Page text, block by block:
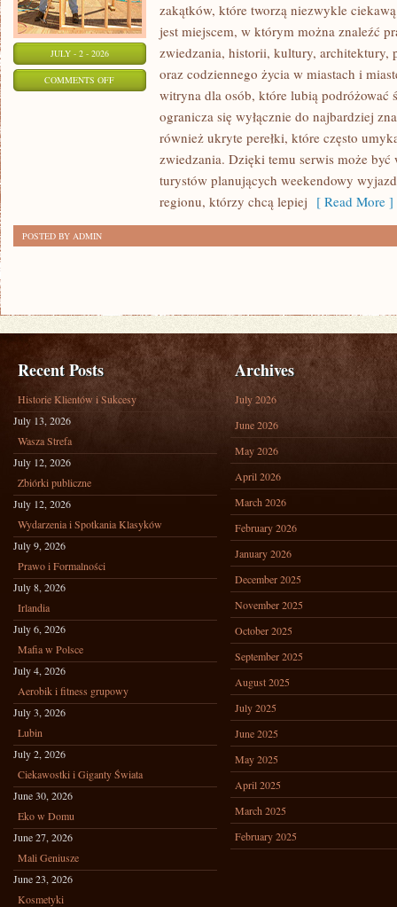
JULY - 2 - 2026
COMMENTS OFFON
zakątków, które tworzą niezwykle
jest miejscem, w którym można znaleźć
zwiedzania, historii, kultury, architektury,
oraz codziennego życia w miastach i
witryna dla osób, które lubią podróżować
ogranicza się wyłącznie do najbardziej
również ukryte perełki, które często
zwiedzania. Dzięki temu serwis może
turystów planujących weekendowy
regionu, którzy chcą lepiej [ Read More ]
POSTED BY ADMIN
Recent Posts
Historie Klientów i Sukcesy
July 13, 2026
Wasza Strefa
July 12, 2026
Zbiórki publiczne
July 12, 2026
Wydarzenia i Spotkania Klasyków
July 9, 2026
Prawo i Formalności
July 8, 2026
Irlandia
July 6, 2026
Mafia w Polsce
July 4, 2026
Aerobik i fitness grupowy
July 3, 2026
Lubin
July 2, 2026
Ciekawostki i Giganty Świata
June 30, 2026
Eko w Domu
June 27, 2026
Mali Geniusze
June 23, 2026
Kosmetyki
Archives
July 2026
June 2026
May 2026
April 2026
March 2026
February 2026
January 2026
December 2025
November 2025
October 2025
September 2025
August 2025
July 2025
June 2025
May 2025
April 2025
March 2025
February 2025